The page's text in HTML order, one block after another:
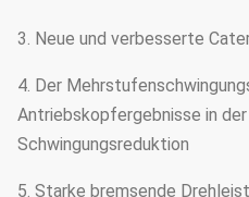
3. Neue und verbesserte
4. Der
Antriebskopfergebnisse in
Schwingungsreduktion
5. Starke bremsende